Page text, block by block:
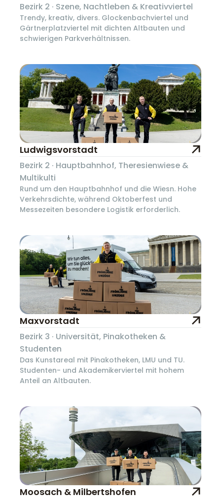
Bezirk 2 · Szene, Nachtleben & Kreativviertel
Trendy, kreativ, divers. Glockenbachviertel und
Gärtnerplatzviertel mit dichten Altbauten und
schwierigen Parkverhältnissen.
Ludwigsvorstadt
Bezirk 2 · Hauptbahnhof, Theresienwiese &
Multikulti
Rund um den Hauptbahnhof und die Wiesn. Hohe
Verkehrsdichte, während Oktoberfest und
Messezeiten besondere Logistik erforderlich.
Maxvorstadt
Bezirk 3 · Universität, Pinakotheken &
Studenten
Das Kunstareal mit Pinakotheken, LMU und TU.
Studenten- und Akademikerviertel mit hohem
Anteil an Altbauten.
Moosach & Milbertshofen